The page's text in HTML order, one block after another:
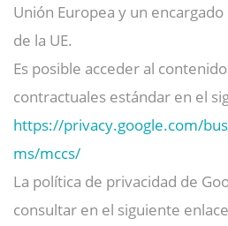
Unión Europea y un
de la UE.
Es posible acceder al
contractuales estándar en el
https://privacy.google.com/
ms/mccs/
La política de privacidad de
consultar en el siguiente enlace